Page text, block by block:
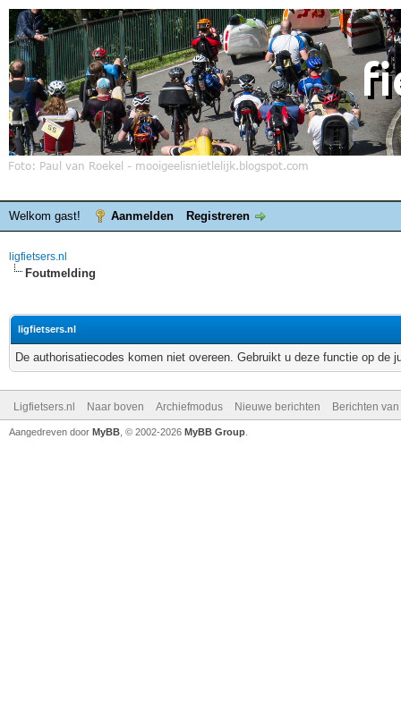
Welkom gast! Aanmelden Registreren
ligfietsers.nl
Foutmelding
ligfietsers.nl
De authorisatiecodes komen niet overeen. Gebruikt u deze functie op de
Ligfietsers.nl Naar boven Archiefmodus Nieuwe berichten Berichten
Aangedreven door MyBB , © 2002-2026 MyBB Group